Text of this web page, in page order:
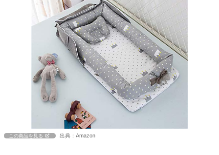
この商品を見る 出典：Amazon